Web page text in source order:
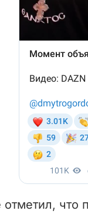
отметил, что